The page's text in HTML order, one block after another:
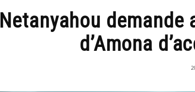
Netanyahou demande
d’Amona